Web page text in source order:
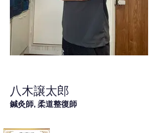
八木譲太郎
鍼灸師, 柔道整復師